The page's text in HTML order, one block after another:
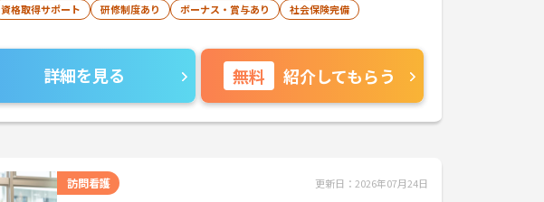
資格取得サポート 研修制度あり ボーナス・賞与あり
社会保険完備
詳細を見る 無料 紹介してもらう
訪問看護 更新日：2026年07月24日